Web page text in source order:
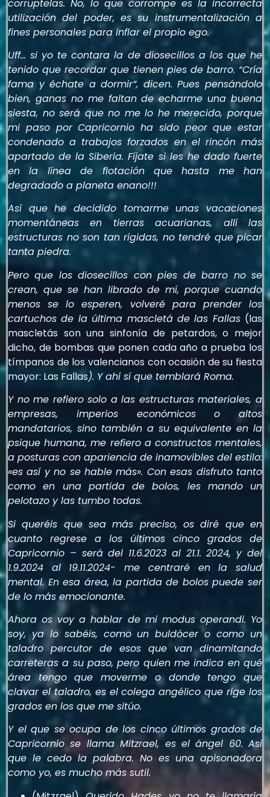
corruptelas. No, lo que corrompe es la incorrecta
utilización del poder, es su instrumentalización a
fines personales para inflar el propio ego.
Uff… si yo te contara la de diosecillos a los que he
tenido que recordar que tienen pies de barro. “Cría
fama y échate a dormir”, dicen. Pues pensándolo
bien, ganas no me faltan de echarme una buena
siesta, no será que no me lo he merecido, porque
mi paso por Capricornio ha sido peor que estar
condenado a trabajos forzados en el rincón más
apartado de la Siberia. Fíjate si les he dado fuerte
en la línea de flotación que hasta me han
degradado a planeta enano!!!
Así que he decidido tomarme unas vacaciones
momentáneas en tierras acuarianas, allí las
estructuras no son tan rígidas, no tendré que picar
tanta piedra.
Pero que los diosecillos con pies de barro no se
crean, que se han librado de mí, porque cuando
menos se lo esperen, volveré para prender los
cartuchos de la última mascletá de las Fallas (las
mascletás son una sinfonía de petardos, o mejor
dicho, de bombas que ponen cada año a prueba los
tímpanos de los valencianos con ocasión de su fiesta
mayor: Las Fallas). Y ahí sí que temblará Roma.
Y no me refiero solo a las estructuras materiales, a
empresas, imperios económicos o altos
mandatarios, sino también a su equivalente en la
psique humana, me refiero a constructos mentales,
a posturas con apariencia de inamovibles del estilo:
«es así y no se hable más». Con esas disfruto tanto
como en una partida de bolos, les mando un
pelotazo y las tumbo todas.
Si queréis que sea más preciso, os diré que en
cuanto regrese a los últimos cinco grados de
Capricornio – será del 11.6.2023 al 21.1. 2024, y del
1.9.2024 al 19.11.2024- me centraré en la salud
mental. En esa área, la partida de bolos puede ser
de lo más emocionante.
Ahora os voy a hablar de mi modus operandi. Yo
soy, ya lo sabéis, como un buldócer o como un
taladro percutor de esos que van dinamitando
carreteras a su paso, pero quien me indica en qué
área tengo que moverme o donde tengo que
clavar el taladro, es el colega angélico que rige los
grados en los que me sitúo.
Y el que se ocupa de los cinco últimos grados de
Capricornio se llama Mitzrael, es el ángel 60. Así
que le cedo la palabra. No es una apisonadora
como yo, es mucho más sutil.